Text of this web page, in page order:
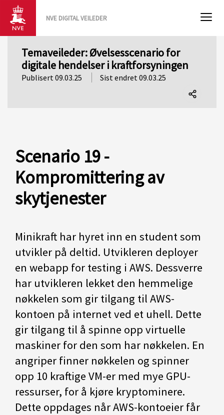
NVE DIGITAL VEILEDER
Temaveileder: Øvelsesscenario for
digitale hendelser i kraftforsyningen
Publisert 09.03.25 Sist endret 09.03.25
Scenario 19 -
Kompromittering av
skytjenester
Minikraft har hyret inn en student som
utvikler på deltid. Utvikleren deployer
en webapp for testing i AWS. Dessverre
har utvikleren lekket den hemmelige
nøkkelen som gir tilgang til AWS-
kontoen på internet ved et uhell. Dette
gir tilgang til å spinne opp virtuelle
maskiner for den som har nøkkelen. En
angriper finner nøkkelen og spinner
opp 10 kraftige VM-er med mye GPU-
ressurser, for å kjøre kryptominere.
Dette oppdages når AWS-kontoeier får